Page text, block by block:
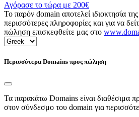
Αγόρασε το τώρα με 200€
Το παρόν domain αποτελεί ιδιοκτησία
περισσότερες πληροφορίες και για να
πώληση επισκεφθείτε μας στο
Περισσότερα Domains προς πώληση
Τα παρακάτω Domains είναι διαθέσιμα
στον σύνδεσμο του domain για